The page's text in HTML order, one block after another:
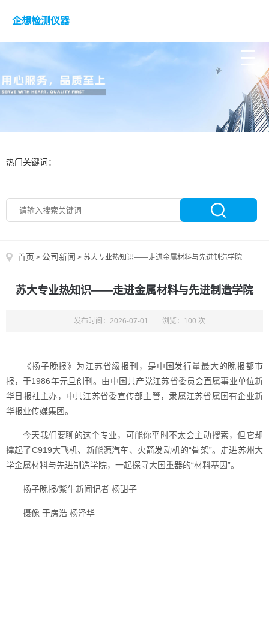
企想检测仪器
热门关键词：
首页 > 公司新闻 > 苏大专业热知识——走进金属材料与先进制造学院
苏大专业热知识——走进金属材料与先进制造学院
发布时间：2026-07-01 浏览：100 次
《扬子晚报》为江苏省级报刊，是中国发行量最大的晚报都市
报，于1986年元旦创刊。由中国共产党江苏省委员会直属事业单位新
华日报社主办，中共江苏省委宣传部主管，隶属江苏省属国有企业新
华报业传媒集团。
今天我们要聊的这个专业，可能你平时不太会主动搜索，但它却
撑起了C919大飞机、新能源汽车、火箭发动机的“骨架”。走进苏州大
学金属材料与先进制造学院，一起探寻大国重器的“材料基因”。
扬子晚报/紫牛新闻记者 杨甜子
摄像 于房浩 杨泽华